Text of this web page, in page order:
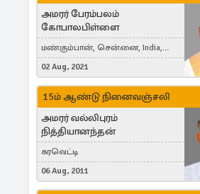
அமரர் பேரம்பலம்
கோபாலபிள்ளை
மண்கும்பான், சென்னை, India,
Cergy, France
02 Aug, 2021
15ம் ஆண்டு நினைவஞ்சலி
அமரர் வல்லிபுரம்
நித்தியானந்தன்
கரவெட்டி
06 Aug, 2011